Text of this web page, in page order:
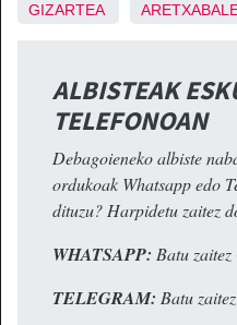
GIZARTEA
ALBISTEAK
TELEFONOAN
Debagoieneko albiste
ordukoak Whatsapp edo
dituzu? Harpidetu zaitez
WHATSAPP: Batu zaitez
TELEGRAM: Batu zaitez